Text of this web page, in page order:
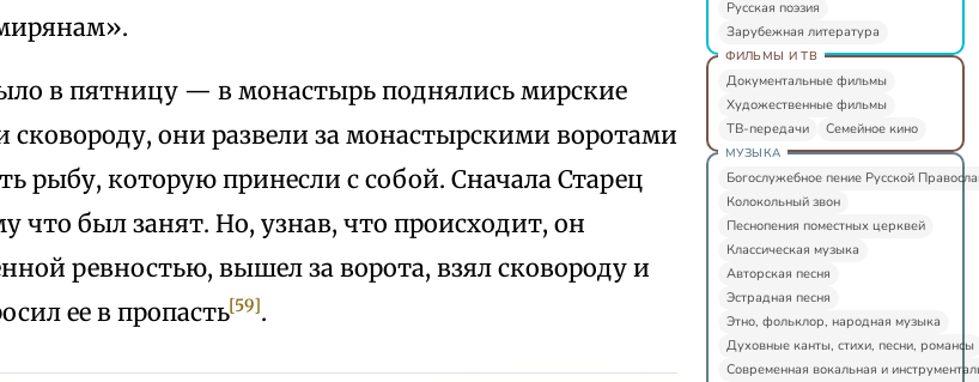
в пятницу — в монастырь поднялись мирские
сковороду, они развели за монастырскими воротами
рыбу, которую принесли с собой. Сначала Старец
что был занят. Но, узнав, что происходит, он
ревностью, вышел за ворота, взял сковороду и
ее в пропасть[59].
Русская поэзия
Зарубежная литература
ФИЛЬМЫ И ТВ
Документальные фильмы
Художественные фильмы
ТВ-передачи
Семейное кино
МУЗЫКА
Богослужебное пение Русской
Колокольный звон
Песнопения поместных церквей
Классическая музыка
Авторская песня
Эстрадная песня
Этно, фольклор, народная музыка
Духовные канты, стихи, песни, романсы
Современная вокальная и